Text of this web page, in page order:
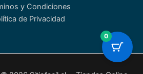
y Condiciones
de Privacidad
0